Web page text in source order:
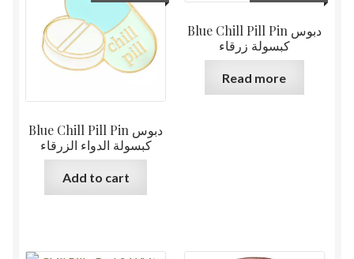
Blue Chill Pill Pin دبوس
كبسولة الدواء الزرقاء
Add to cart
Blue Chill Pill Pin دبوس
كبسولة زرقاء
Read more